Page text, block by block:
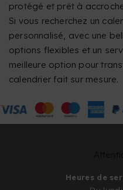
protégé et prêt à
Si vous recherchez un
personnalisé, avec une
options flexibles et un
meilleure option pour
calendrier fait sur mesure.
Heures de